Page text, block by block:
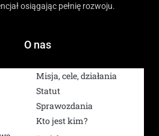
osiągając pełnię rozwoju.
O nas
Misja, cele, działania
Statut
Sprawozdania
Kto jest kim?